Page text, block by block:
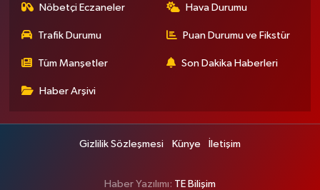
Nöbetçi Eczaneler Hava Durumu
Trafik Durumu Puan Durumu ve Fikstür
Tüm Manşetler Son Dakika Haberleri
Haber Arşivi
Gizlilik Sözleşmesi Künye İletişim
Haber Yazılımı: TE Bilişim